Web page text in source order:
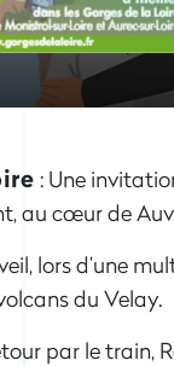
: Une
au cœur de
lors d’une
du Velay.
par le train,